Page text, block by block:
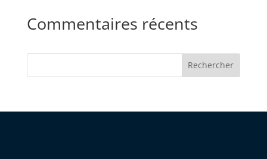
la
du
Commentaires récents
Rechercher